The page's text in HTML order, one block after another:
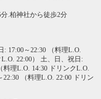
.柏神社から徒歩2分
: 17:00～22:30 （料理L.O.
22:00） 土、日、祝日:
料理L.O. 14:30 ドリンクL.O.
22:30 （料理L.O. 22:00 ドリン